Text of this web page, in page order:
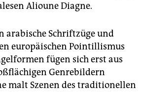
Alioune Diagne.
arabische Schriftzüge und
europäischen Pointillismus
fügen sich erst aus
Genrebildern
malt Szenen des traditionellen